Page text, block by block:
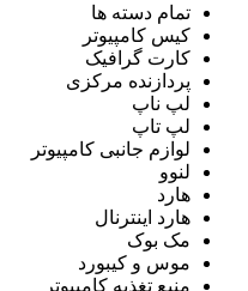
تمام دسته ها
کیس کامپیوتر
کارت گرافیک
پردازنده مرکزی
لپ ناپ
لپ تاپ
لوازم جانبی کامپیوتر
لنوو
هارد
هارد اینترنال
مک بوک
موس و کیبورد
منبع تغذیه کامپیوتر